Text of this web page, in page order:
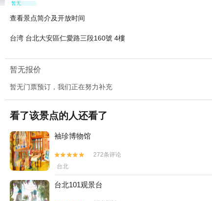
暂无点评
查看景点简介及开放时间
台湾 台北大安區仁愛路三段160號 4樓
暂无报价
暂无门票预订，我们正在努力补充
看了该景点的人还看了
袖珍博物馆


272条评论
台北
台北101观景台